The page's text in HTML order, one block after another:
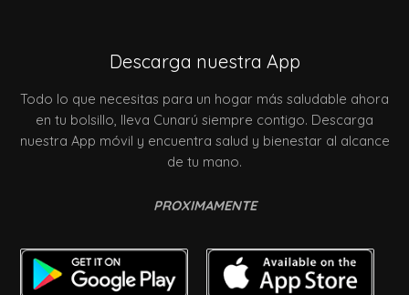
Descarga nuestra App
Todo lo que necesitas para un hogar más saludable ahora
en tu bolsillo, lleva Cunarú siempre contigo. Descarga
nuestra App móvil y encuentra salud y bienestar al alcance
de tu mano.
PROXIMAMENTE